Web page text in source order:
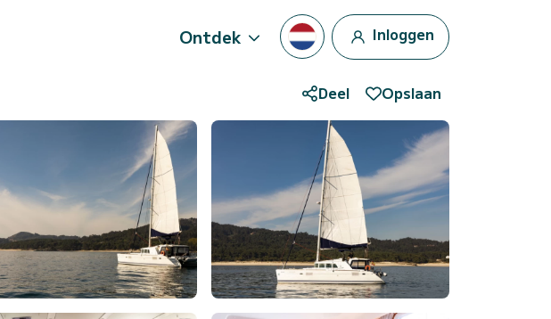
Ontdek Inloggen
Deel Opslaan